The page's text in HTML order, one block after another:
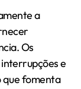
a
Os
e
que fomenta